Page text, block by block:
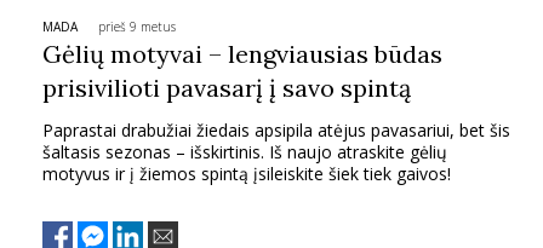
MADA prieš 9 metus
Gėlių motyvai – lengviausias būdas
prisivilioti pavasarį į savo spintą
Paprastai drabužiai žiedais apsipila atėjus pavasariui, bet šis
šaltasis sezonas – išskirtinis. Iš naujo atraskite gėlių
motyvus ir į žiemos spintą įsileiskite šiek tiek gaivos!